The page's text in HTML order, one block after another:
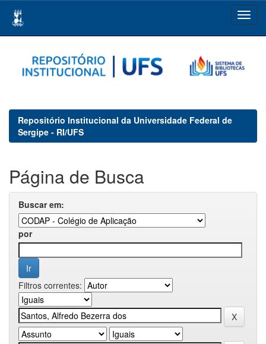
navigation
Repositório Institucional da Universidade Federal de
Sergipe - RI/UFS
Página de Busca
Buscar em:
por
Filtros correntes: